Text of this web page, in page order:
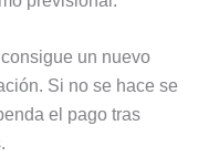
un nuevo
Si no se hace se
el pago tras